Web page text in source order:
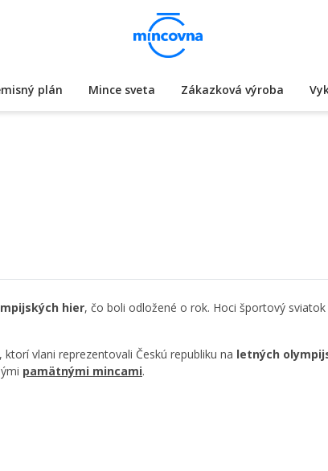
plán Mince sveta Zákazková výroba
hier, čo boli odložené o rok. Hoci športový
, ktorí vlani reprezentovali Českú republiku na letných
pamätnými mincami.